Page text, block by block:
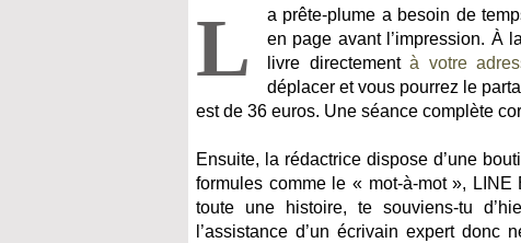
L
a prête-plume a besoin de
en page avant l’impression. À
livre directement à votre
déplacer et vous pourrez le
est de 36 euros. Une séance complète
Ensuite, la rédactrice dispose d’une
formules comme le « mot-à-mot »,
toute une histoire, te souviens-tu
l’assistance d’un écrivain expert